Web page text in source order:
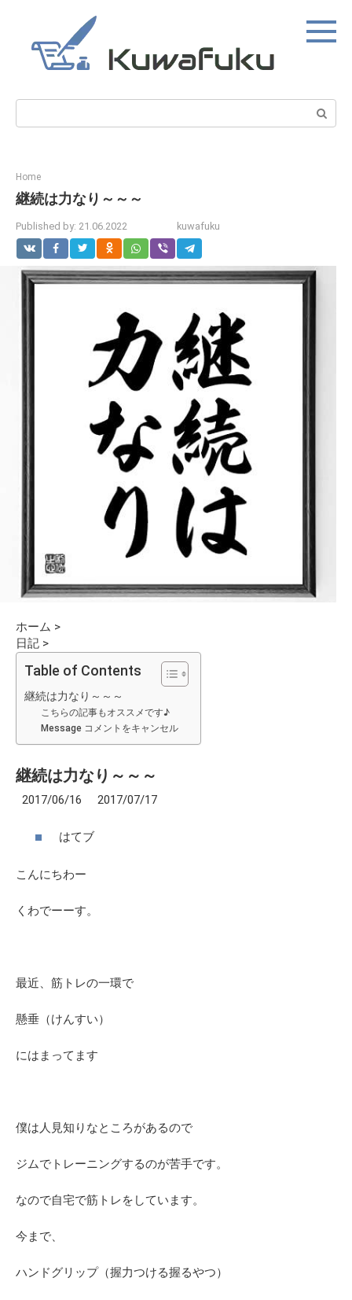
content
Search:
Home
継続は力なり～～～
Published by: 21.06.2022 kuwafuku
ホーム >
日記 >
Table of Contents
継続は力なり～～～
こちらの記事もオススメです♪
Message コメントをキャンセル
継続は力なり～～～
2017/06/16 2017/07/17
はてブ
こんにちわー
くわでーーす。
最近、筋トレの一環で
懸垂（けんすい）
にはまってます
僕は人見知りなところがあるので
ジムでトレーニングするのが苦手です。
なので自宅で筋トレをしています。
今まで、
ハンドグリップ（握力つける握るやつ）